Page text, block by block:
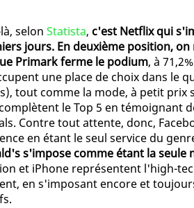
selon Statista, c'est Netflix qui
jours. En deuxième position,
Primark ferme le podium, à
une place de choix dans le
tout comme la mode, à petit prix
le Top 5 en témoignant
Contre tout attente, donc,
en étant le seul service du
s'impose comme étant la seule
et iPhone représentent l'high-
en s'imposant encore et